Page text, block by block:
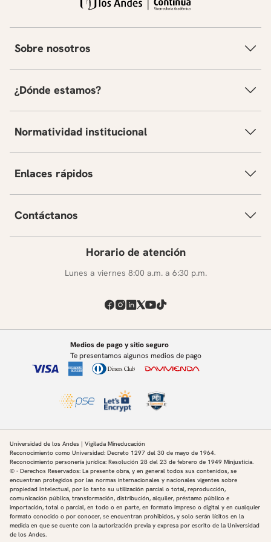
Sobre nosotros
¿Dónde estamos?
Normatividad institucional
Enlaces rápidos
Contáctanos
Horario de atención
Lunes a viernes 8:00 a.m. a 6:30 p.m.
Medios de pago y sitio seguro
Te presentamos algunos medios de pago
Universidad de los Andes | Vigilada Mineducación
Reconocimiento como Universidad: Decreto 1297 del 30 de mayo de 1964.
Reconocimiento personería jurídica: Resolución 28 del 23 de febrero de 1949 Minjusticia.
© - Derechos Reservados: La presente obra, y en general todos sus contenidos, se
encuentran protegidos por las normas internacionales y nacionales vigentes sobre
propiedad Intelectual, por lo tanto su utilización parcial o total, reproducción,
comunicación pública, transformación, distribución, alquiler, préstamo público e
importación, total o parcial, en todo o en parte, en formato impreso o digital y en cualquier
formato conocido o por conocer, se encuentran prohibidos, y solo serán lícitos en la
medida en que se cuente con la autorización previa y expresa por escrito de la Universidad
de los Andes.